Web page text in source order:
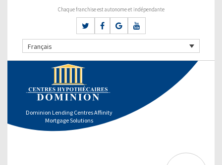
Chaque franchise est autonome et indépendante
Français
Dominion Lending Centres Affinity
Mortgage Solutions